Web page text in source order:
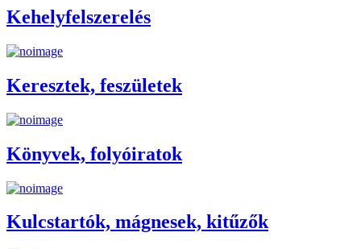
Kehelyfelszerelés
Keresztek, feszületek
Könyvek, folyóiratok
Kulcstartók, mágnesek, kitűzők